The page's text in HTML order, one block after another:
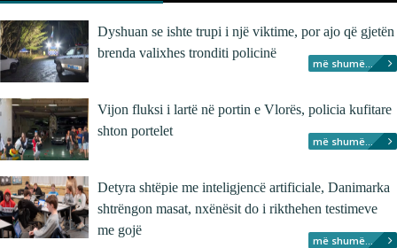
Dyshuan se ishte trupi i një viktime, por ajo që gjetën
brenda valixhes tronditi policinë
më shumë...
Vijon fluksi i lartë në portin e Vlorës, policia kufitare
shton portelet
më shumë...
Detyra shtëpie me inteligjencë artificiale, Danimarka
shtrëngon masat, nxënësit do i rikthehen testimeve
me gojë
më shumë...